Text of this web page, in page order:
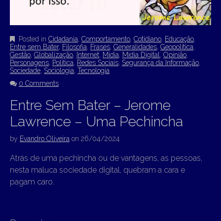
Posted in Cidadania Comportamento Cotidiano Educação
Entre sem Bater, Filosofia Frases Generalidades Geopolítica
Gestão Globalização Internet Mídia Mídia Digital Opinião
Personagens Política Redes Sociais Segurança da Informação
Sociedade Sociologia Tecnologia
0 Comments
Entre Sem Bater – Jerome
Lawrence – Uma Pechincha
by Evandro Oliveira on 26/04/2024
Atrás de uma pechincha ou de vantagens, as pessoas,
nesta maluca sociedade digital, quebram a cara e
pagam caro.